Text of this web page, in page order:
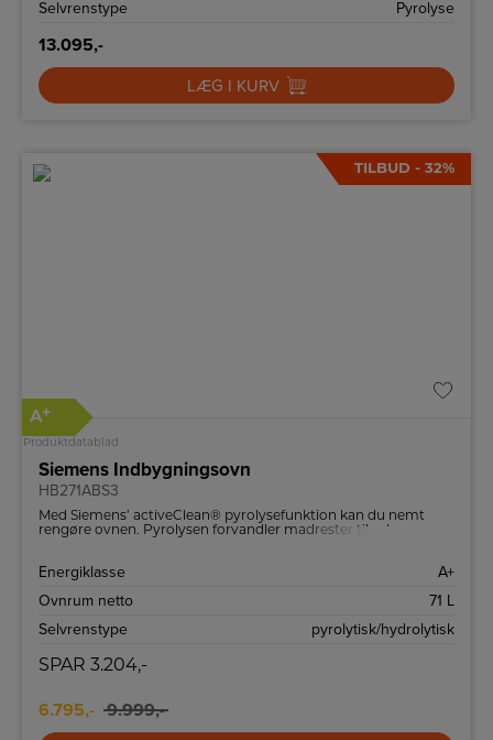
Selvrenstype Pyrolyse
13.095,-
LÆG I KURV
TILBUD - 32%
A+
Produktdatablad
Siemens Indbygningsovn
HB271ABS3
Med Siemens’ activeClean® pyrolysefunktion kan du nemt
rengøre ovnen. Pyrolysen forvandler madrester til aske, som
Energiklasse
A+
Ovnrum netto
71 L
Selvrenstype
pyrolytisk/hydrolytisk
SPAR 3.204,-
6.795,- 9.999,-